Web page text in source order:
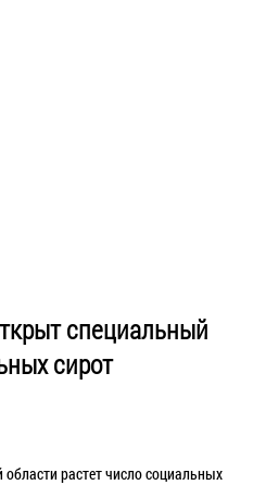
специальный
сирот
растет число социальных